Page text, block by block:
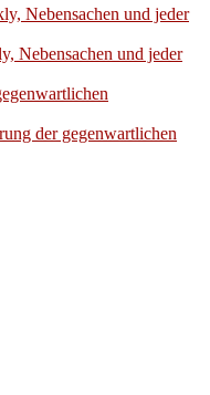
Nebensachen und jeder
Nebensachen und jeder
der gegenwartlichen